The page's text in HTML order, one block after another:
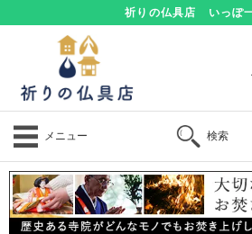
祈りの仏具店 いっぽ
メニュー 検索